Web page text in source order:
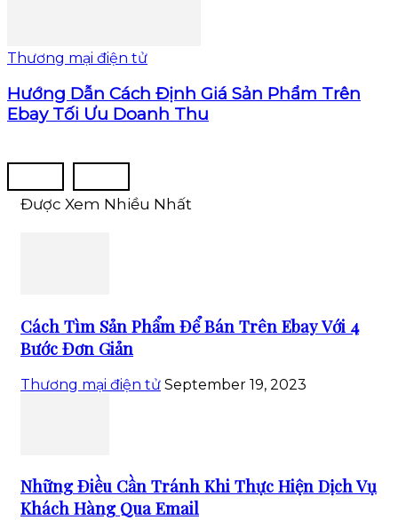
Thương mại điện tử
Hướng Dẫn Cách Định Giá Sản Phẩm Trên
Ebay Tối Ưu Doanh Thu
Được Xem Nhiều Nhất
Cách Tìm Sản Phẩm Để Bán Trên Ebay Với 4
Bước Đơn Giản
Thương mại điện tử September 19, 2023
Những Điều Cần Tránh Khi Thực Hiện Dịch Vụ
Khách Hàng Qua Email